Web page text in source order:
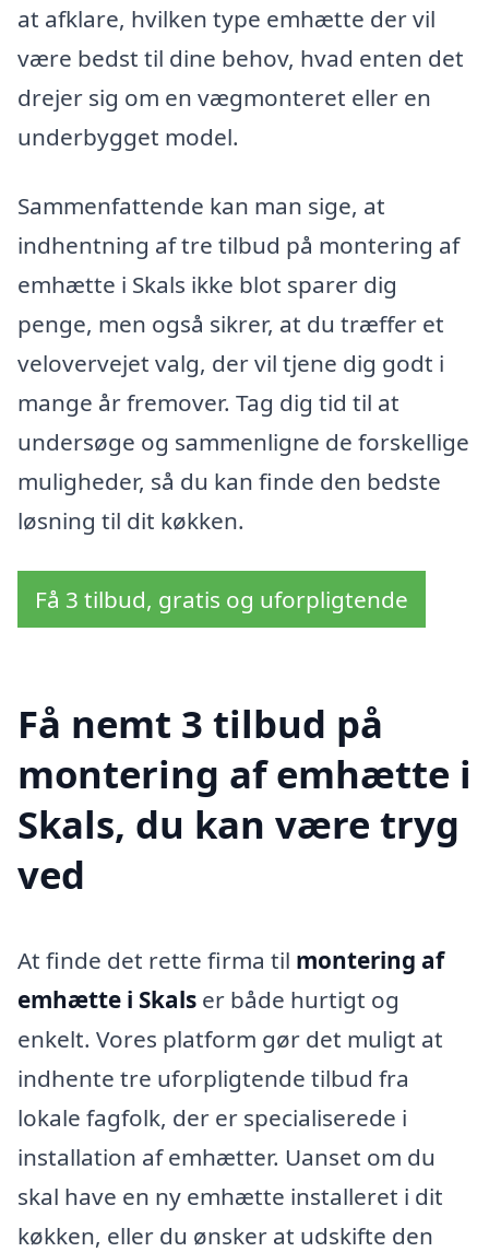
at afklare, hvilken type emhætte der vil
være bedst til dine behov, hvad enten det
drejer sig om en vægmonteret eller en
underbygget model.
Sammenfattende kan man sige, at
indhentning af tre tilbud på montering af
emhætte i Skals ikke blot sparer dig
penge, men også sikrer, at du træffer et
velovervejet valg, der vil tjene dig godt i
mange år fremover. Tag dig tid til at
undersøge og sammenligne de forskellige
muligheder, så du kan finde den bedste
løsning til dit køkken.
Få 3 tilbud, gratis og uforpligtende
Få nemt 3 tilbud på
montering af emhætte i
Skals, du kan være tryg
ved
At finde det rette firma til montering af
emhætte i Skals er både hurtigt og
enkelt. Vores platform gør det muligt at
indhente tre uforpligtende tilbud fra
lokale fagfolk, der er specialiserede i
installation af emhætter. Uanset om du
skal have en ny emhætte installeret i dit
køkken, eller du ønsker at udskifte den